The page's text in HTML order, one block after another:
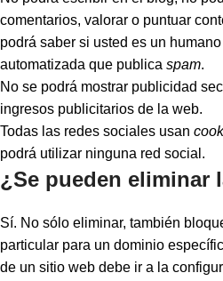
comentarios, valorar o puntuar
podrá saber si usted es un
automatizada que publica spam.
No se podrá mostrar publicidad
ingresos publicitarios de la web.
Todas las redes sociales usan
podrá utilizar ninguna red social.
¿Se pueden eliminar
Sí. No sólo eliminar, también
particular para un dominio
de un sitio web debe ir a la